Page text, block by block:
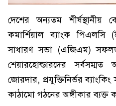
দেশের অন্যতম শীর্ষস্থানীয়
কমার্শিয়াল ব্যাংক পিএলসি
সাধারণ সভা (এজিএম)
শেয়ারহোল্ডারদের
জোরদার, প্রযুক্তিনির্ভর
কাঠামো গঠনের অঙ্গীকার ব্যক্ত